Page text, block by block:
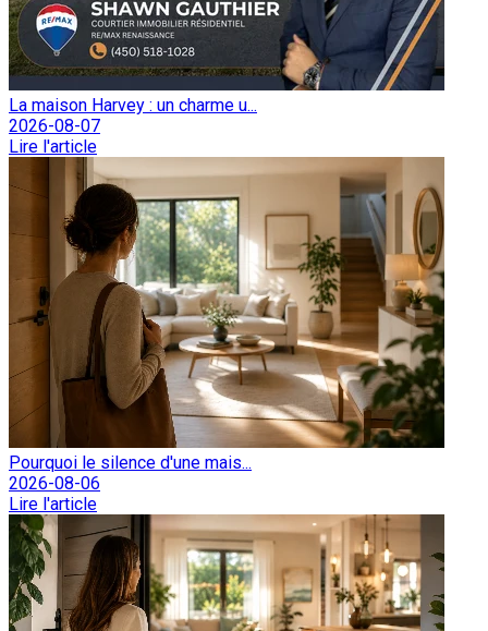
La maison Harvey : un charme u...
2026-08-07
Lire l'article
Pourquoi le silence d'une mais...
2026-08-06
Lire l'article